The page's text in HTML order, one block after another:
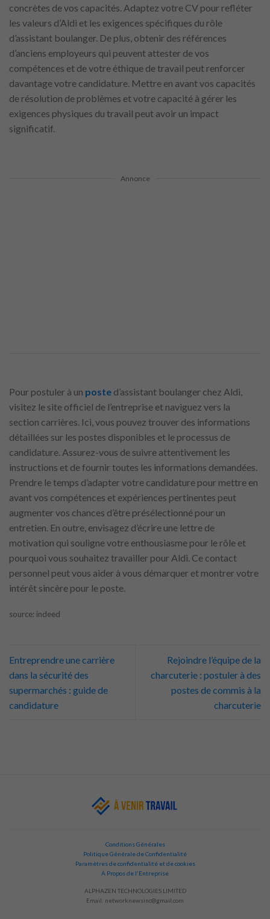
concrètes de vos capacités. Adaptez votre CV pour refléter
les valeurs d’Aldi et les exigences spécifiques du rôle
d’assistant boulanger. De plus, obtenir des références
d’anciens employeurs qui peuvent attester de vos
compétences et de votre éthique de travail peut renforcer
davantage votre candidature. Mettre en avant vos capacités
de résolution de problèmes et votre capacité à gérer les
exigences physiques du travail peut avoir un impact
significatif.
Annonce
Pour postuler à un poste d’assistant boulanger chez Aldi,
visitez le site officiel de l’entreprise et naviguez vers la
section carrières. Ici, vous pouvez trouver des informations
détaillées sur les postes disponibles et le processus de
candidature. Assurez-vous de suivre attentivement les
instructions et de fournir toutes les informations demandées.
Prendre le temps d’adapter votre candidature pour mettre en
avant vos compétences et expériences pertinentes peut
augmenter vos chances d’être présélectionné pour un
entretien. En outre, envisagez d’écrire une lettre de
motivation qui souligne votre enthousiasme pour le rôle et
pourquoi vous souhaitez travailler pour Aldi. Ce contact
personnel peut vous aider à vous démarquer et montrer votre
intérêt sincère pour le poste.
source: indeed
Entreprendre une carrière
dans la sécurité des
supermarchés : guide de
candidature
Rejoindre l’équipe de la
charcuterie : postuler à des
postes de commis à la
charcuterie
Conditions Générales
Politique Générale de Confidentialité
Paramètres de confidentialité et de cookies
À Propos de l'Entreprise
ALPHAZEN TECHNOLOGIES LIMITED
Email: networknewsinc@gmail.com